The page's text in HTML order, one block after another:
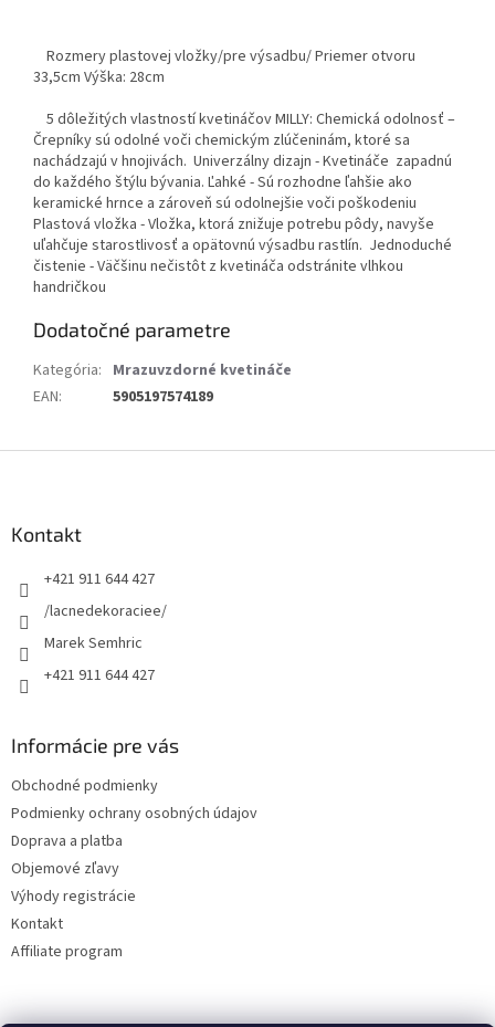
Rozmery plastovej vložky/pre výsadbu/ Priemer otvoru
33,5cm Výška: 28cm
5 dôležitých vlastností kvetináčov MILLY: Chemická odolnosť –
Črepníky sú odolné voči chemickým zlúčeninám, ktoré sa
nachádzajú v hnojivách. Univerzálny dizajn - Kvetináče zapadnú
do každého štýlu bývania. Ľahké - Sú rozhodne ľahšie ako
keramické hrnce a zároveň sú odolnejšie voči poškodeniu
Plastová vložka - Vložka, ktorá znižuje potrebu pôdy, navyše
uľahčuje starostlivosť a opätovnú výsadbu rastlín. Jednoduché
čistenie - Väčšinu nečistôt z kvetináča odstránite vlhkou
handričkou
Dodatočné parametre
Kategória: Mrazuvzdorné kvetináče
EAN: 5905197574189
Kontakt
+421 911 644 427
/lacnedekoraciee/
Marek Semhric
+421 911 644 427
Informácie pre vás
Obchodné podmienky
Podmienky ochrany osobných údajov
Doprava a platba
Objemové zľavy
Výhody registrácie
Kontakt
Affiliate program